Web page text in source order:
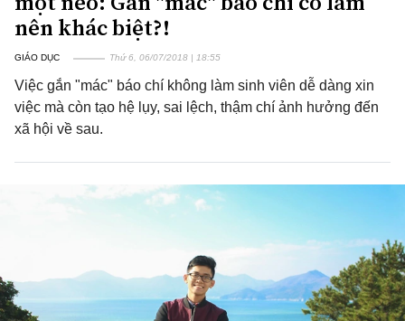
nên khác biệt?!
GIÁO DỤC Thứ 6, 06/07/2018 | 18:55
Việc gắn "mác" báo chí không làm sinh viên dễ dàng xin
việc mà còn tạo hệ lụy, sai lệch, thậm chí ảnh hưởng đến
xã hội về sau.